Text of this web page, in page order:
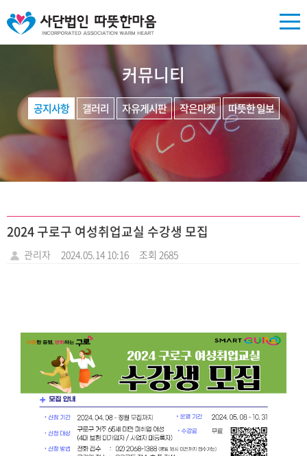
커뮤니티
공지사항 갤러리 자유게시판 작은마켓 따뜻한 일보
2024 구로구 여성취업교실 수강생 모집
관리자 2024.05.14 10:16 조회 2685